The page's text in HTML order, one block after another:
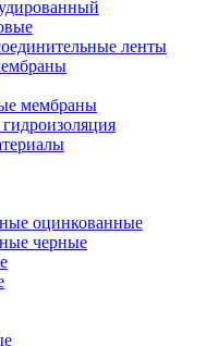
ленты
мембраны
оцинкованные
черные